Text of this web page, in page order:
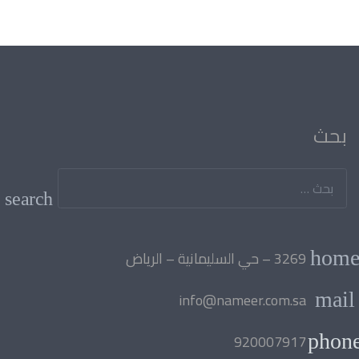
بحث
عن:
home3269 – حي السليمانية – الرياض
mail
info@nameer.com.sa
920007917